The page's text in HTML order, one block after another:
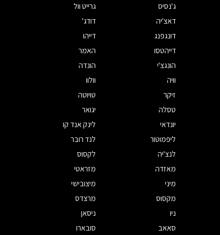
ג'נסיס
גרייט וול
דאצ'יה
דודג'
דונגפנג
דייהו
דייהטסו
האמר
הונגצ'י
הונדה
וויה
וולוו
זיקר
טויוטה
טסלה
יגואר
יונדאי
לינק אנד קו
ליפמוטור
לנד רובר
לנצ'יה
לקסוס
מאזדה
מזראטי
מיני
מיצובישי
מקסוס
מרצדס
ניו
ניסאן
סאאב
סובארו